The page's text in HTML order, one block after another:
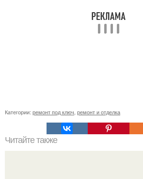
Категории: ремонт под ключ ремонт и отделка
Читайте также